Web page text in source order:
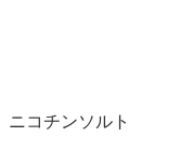
ニコチンソルト